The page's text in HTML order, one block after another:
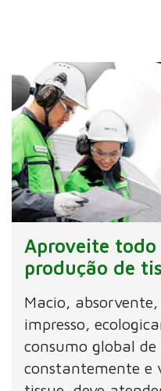
Aproveite
produção de
Macio,
impresso,
consumo global de
constantemente e